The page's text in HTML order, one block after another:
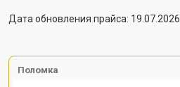
Дата обновления прайса: 19.07.2026
Поломка